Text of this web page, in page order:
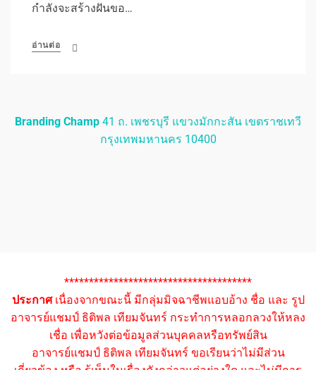
กำลังจะสร้างฝันขอ…
อ่านต่อ
Branding Champ 41 ถ. เพชรบุรี แขวงมักกะสัน เขตราชเทวี
กรุงเทพมหานคร 10400
**************************************
ประกาศเนื่องจากขณะนี้ มีกลุ่มมิจฉาชีพแอบอ้าง ชื่อ และ รูป
อาจารย์แชมป์ ธิติพล เทียมจันทร์ กระทำการหลอกลวงให้หลง
เชื่อ เพื่อหวังต่อข้อมูลส่วนบุคคลหรือทรัพย์สิน
อาจารย์แชมป์ ธิติพล เทียมจันทร์ ขอเรียนว่าไม่มีส่วน